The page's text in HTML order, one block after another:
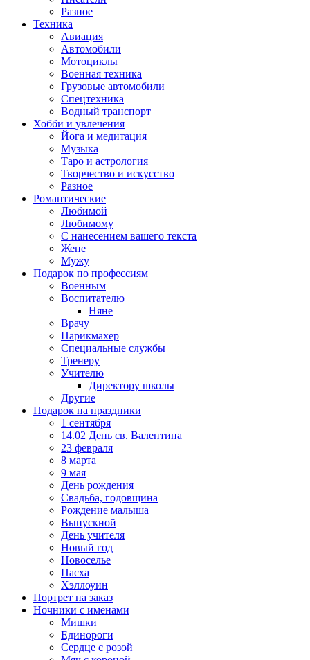
Разное
Техника
Авиация
Автомобили
Мотоциклы
Военная техника
Грузовые автомобили
Спецтехника
Водный транспорт
Хобби и увлечения
Йога и медитация
Музыка
Таро и астрология
Творчество и искусство
Разное
Романтические
Любимой
Любимому
С нанесением вашего текста
Жене
Мужу
Подарок по профессиям
Военным
Воспитателю
Няне
Врачу
Парикмахер
Специальные службы
Тренеру
Учителю
Директору школы
Другие
Подарок на праздники
1 сентября
14.02 День св. Валентина
23 февраля
8 марта
9 мая
День рождения
Свадьба, годовщина
Рождение малыша
Выпускной
День учителя
Новый год
Новоселье
Пасха
Хэллоуин
Портрет на заказ
Ночники с именами
Мишки
Единороги
Сердце с розой